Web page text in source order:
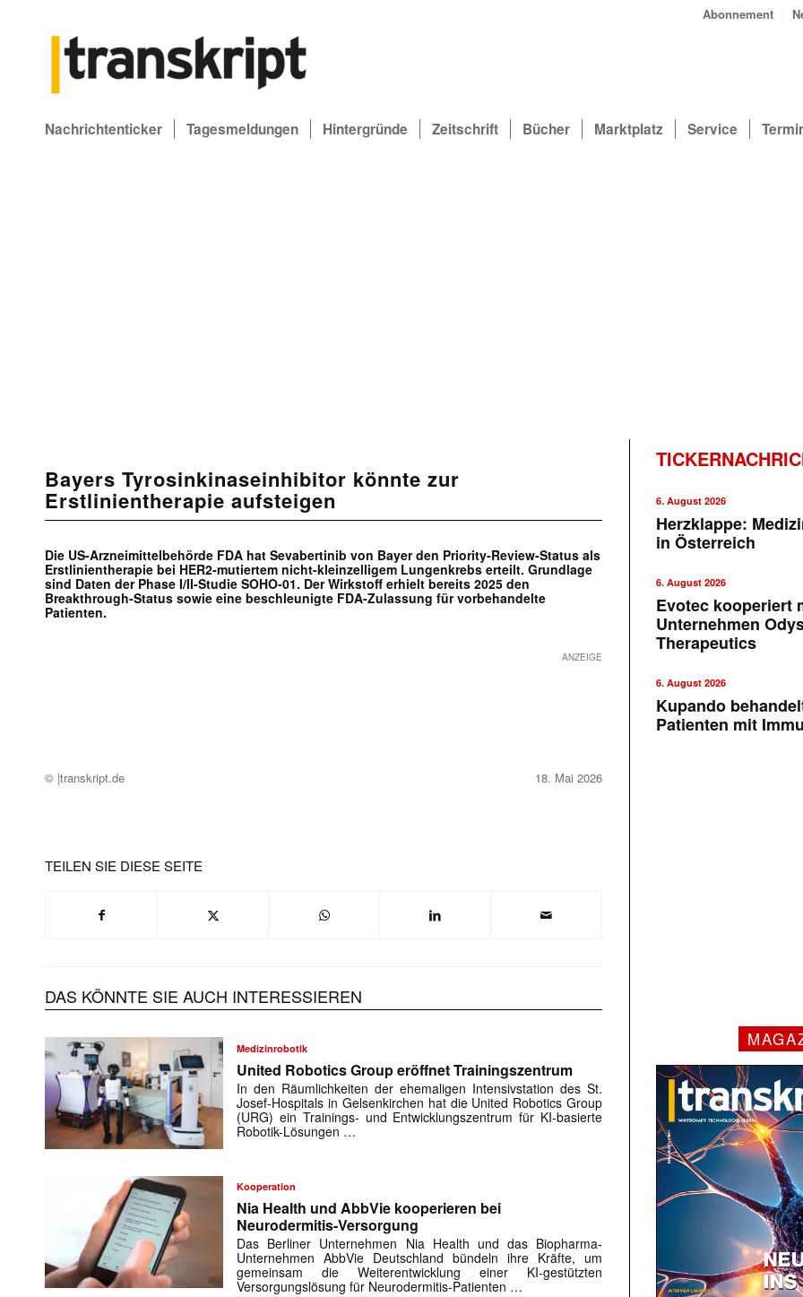
Abonnement
Nachrichtenticker Tagesmeldungen Hintergründe Zeitschrift Bücher Marktplatz Service
Bayers Tyrosinkinaseinhibitor könnte zur
Erstlinientherapie aufsteigen
Die US-Arzneimittelbehörde FDA hat Sevabertinib von Bayer den Priority-Review-Status als
Erstlinientherapie bei HER2-mutiertem nicht-kleinzelligem Lungenkrebs erteilt. Grundlage
sind Daten der Phase I/II-Studie SOHO-01. Der Wirkstoff erhielt bereits 2025 den
Breakthrough-Status sowie eine beschleunigte FDA-Zulassung für vorbehandelte
Patienten.
ANZEIGE
© |transkript.de 18. Mai 2026
TEILEN SIE DIESE SEITE
DAS KÖNNTE SIE AUCH INTERESSIEREN
Medizinrobotik
United Robotics Group eröffnet Trainingszentrum
In den Räumlichkeiten der ehemaligen Intensivstation des St.
Josef-Hospitals in Gelsenkirchen hat die United Robotics Group
(URG) ein Trainings- und Entwicklungszentrum für KI-basierte
Robotik-Lösungen …
Kooperation
Nia Health und AbbVie kooperieren bei
Neurodermitis-Versorgung
Das Berliner Unternehmen Nia Health und das Biopharma-
Unternehmen AbbVie Deutschland bündeln ihre Kräfte, um
gemeinsam die Weiterentwicklung einer KI-gestützten
Versorgungslösung für Neurodermitis-Patienten …
6. August 2026
Herzklappe:
in Österreich
6. August 2026
Evotec kooperiert
Unternehmen
Therapeutics
6. August 2026
Kupando
Patienten mit